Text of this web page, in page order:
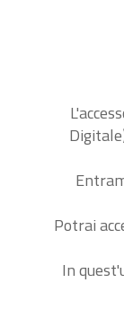
Potrai
In